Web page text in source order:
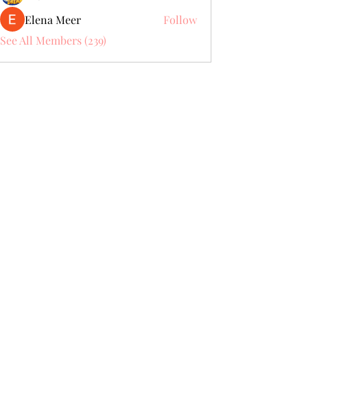
Elena Meer
Follow
See All Members (239)